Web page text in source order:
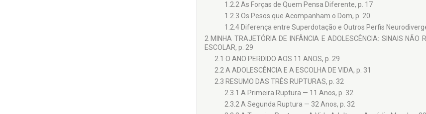
1.2.2 As Forças de Quem Pensa Diferente, p. 17
1.2.3 Os Pesos que Acompanham o Dom, p. 20
1.2.4 Diferença entre Superdotação e Outros Perfis
2 MINHA TRAJETÓRIA DE INFÂNCIA E ADOLESCÊNCIA: SINAIS NÃO
ESCOLAR, p. 29
2.1 O ANO PERDIDO AOS 11 ANOS, p. 29
2.2 A ADOLESCÊNCIA E A ESCOLHA DE VIDA, p. 31
2.3 RESUMO DAS TRÊS RUPTURAS, p. 32
2.3.1 A Primeira Ruptura — 11 Anos, p. 32
2.3.2 A Segunda Ruptura — 32 Anos, p. 32